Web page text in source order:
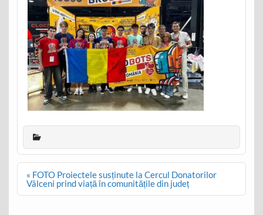
Post
navigation
« FOTO Proiectele susținute la Cercul Donatorilor
Vâlceni prind viață în comunitățile din județ